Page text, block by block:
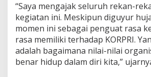
“Saya mengajak seluruh rekan-
kegiatan ini. Meskipun diguyur
momen ini sebagai penguat rasa
rasa memiliki terhadap KORPRI.
adalah bagaimana nilai-nilai
benar hidup dalam diri kita,”